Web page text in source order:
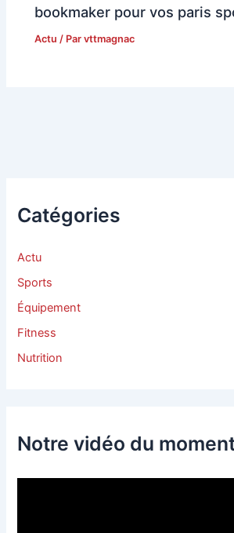
bookmaker pour vos paris
Actu / Parvttmagnac
Catégories
Actu
Sports
Équipement
Fitness
Nutrition
Notre vidéo du